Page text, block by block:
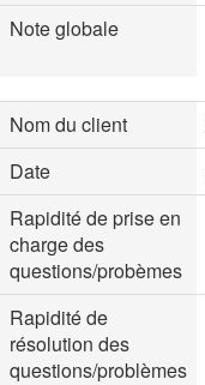
Note globale
Nom du client
Date
Rapidité de prise en
charge des
questions/probèmes
Rapidité de
résolution des
questions/problèmes